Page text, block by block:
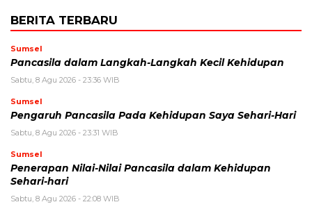
BERITA TERBARU
Sumsel
Pancasila dalam Langkah-Langkah Kecil Kehidupan
Sabtu, 8 Agu 2026 - 23:36 WIB
Sumsel
Pengaruh Pancasila Pada Kehidupan Saya Sehari-Hari
Sabtu, 8 Agu 2026 - 23:31 WIB
Sumsel
Penerapan Nilai-Nilai Pancasila dalam Kehidupan
Sehari-hari
Sabtu, 8 Agu 2026 - 22:08 WIB